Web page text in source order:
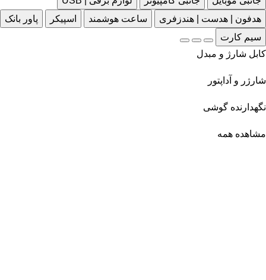
هدفون | هدست | هندزفری
ساعت هوشمند اسپیکر
پاور بانک
سیم کارت
کابل شارژ و مبدل
شارژر و آداپتور
نگهدارنده گوشی
مشاهده همه